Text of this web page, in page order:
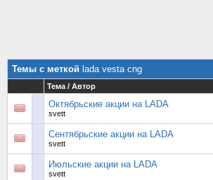
Темы с меткой lada vesta cng
Тема / Автор
Октябрьские акции на LADA
svett
Сентябрьские акции на LADA
svett
Июльские акции на LADA
svett